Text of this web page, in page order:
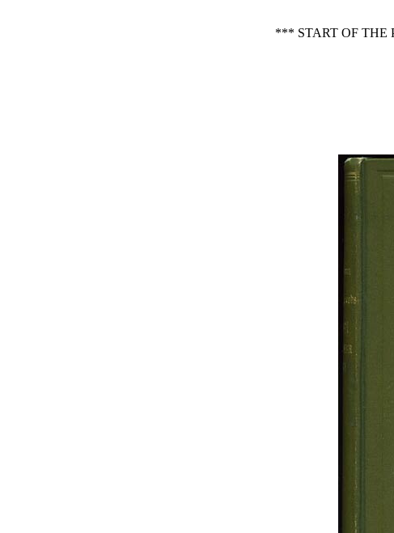
*** START OF THE